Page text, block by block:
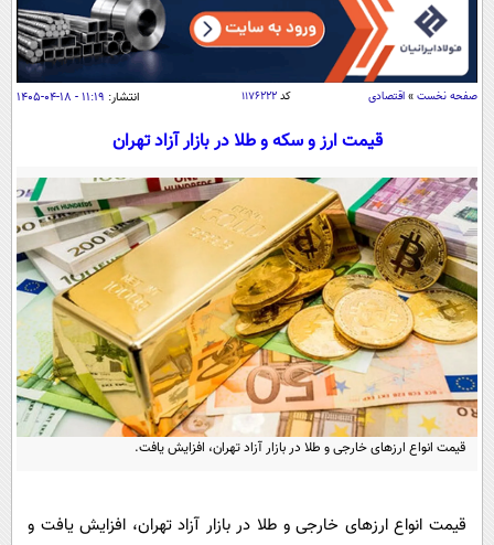
سواد زندگی
اقتصاد
اقتصادی
جامعه
حوادث
سلامت
یک برش دانایی
محیط زیست
سفر و تفریح
بین الملل
سیاست خارجی
فرهنگ و هنر
علم و دانش
فناوری و It
علمی
اخبار کریپتو
قرآن
گوناگون
سرگرمی
باشگاه مغز
فیلم
عصر ایران 2
صفحه نخست » اقتصادی کد ۱۱۷۶۲۲۲ انتشار: ۱۱:۱۹ - ۱۸-۰۴-۱۴۰۵
قیمت ارز و سکه و طلا در بازار آزاد تهران
قیمت انواع ارزهای خارجی و طلا در بازار آزاد تهران، افزایش یافت.
قیمت انواع ارزهای خارجی و طلا در بازار آزاد تهران، افزایش یافت و